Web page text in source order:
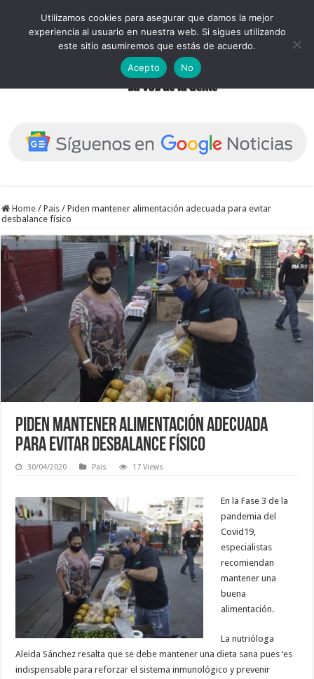
Home / Pais / Piden mantener alimentación adecuada para evitar
desbalance físico
Piden mantener alimentación adecuada
para evitar desbalance físico
30/04/2020 Pais 17 Views
En la Fase 3 de la
pandemia del
Covid19,
especialistas
recomiendan
mantener una
buena
alimentación.
La nutrióloga
Aleida Sánchez resalta que se debe mantener una dieta sana pues ‘es
indispensable para reforzar el sistema inmunológico y prevenir
Utilizamos cookies para asegurar que damos la mejor
experiencia al usuario en nuestra web. Si sigues utilizando
este sitio asumiremos que estás de acuerdo.
Acepto
No